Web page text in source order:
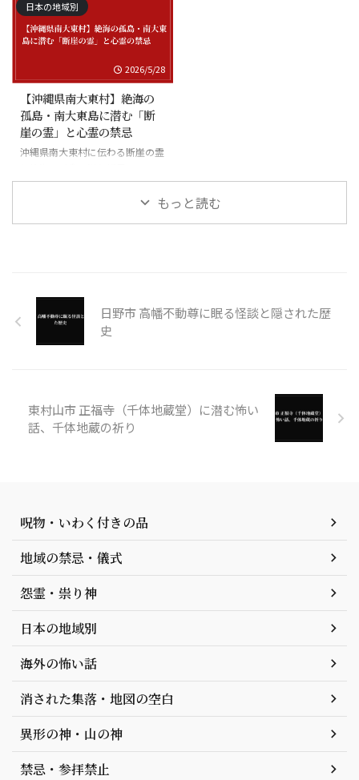
日本の地域別
2026/5/28
【沖縄県南大東村】絶海の
孤島・南大東島に潜む「断
崖の霊」と心霊の禁忌
沖縄県南大東村に伝わる断崖の霊
もっと読む
日野市 高幡不動尊に眠る怪談と隠された歴
史
東村山市 正福寺（千体地蔵堂）に潜む怖い
話、千体地蔵の祈り
呪物・いわく付きの品
地域の禁忌・儀式
怨霊・祟り神
日本の地域別
海外の怖い話
消された集落・地図の空白
異形の神・山の神
禁忌・参拝禁止